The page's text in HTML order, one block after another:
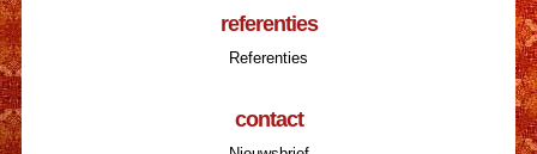
referenties
Referenties
contact